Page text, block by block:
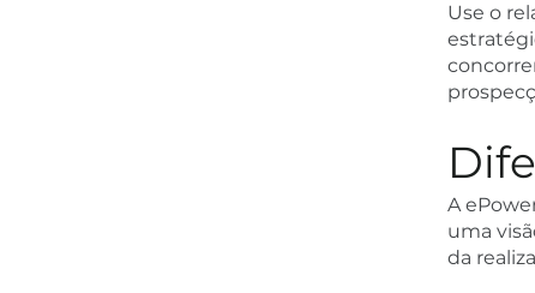
Use o
A
uma
da